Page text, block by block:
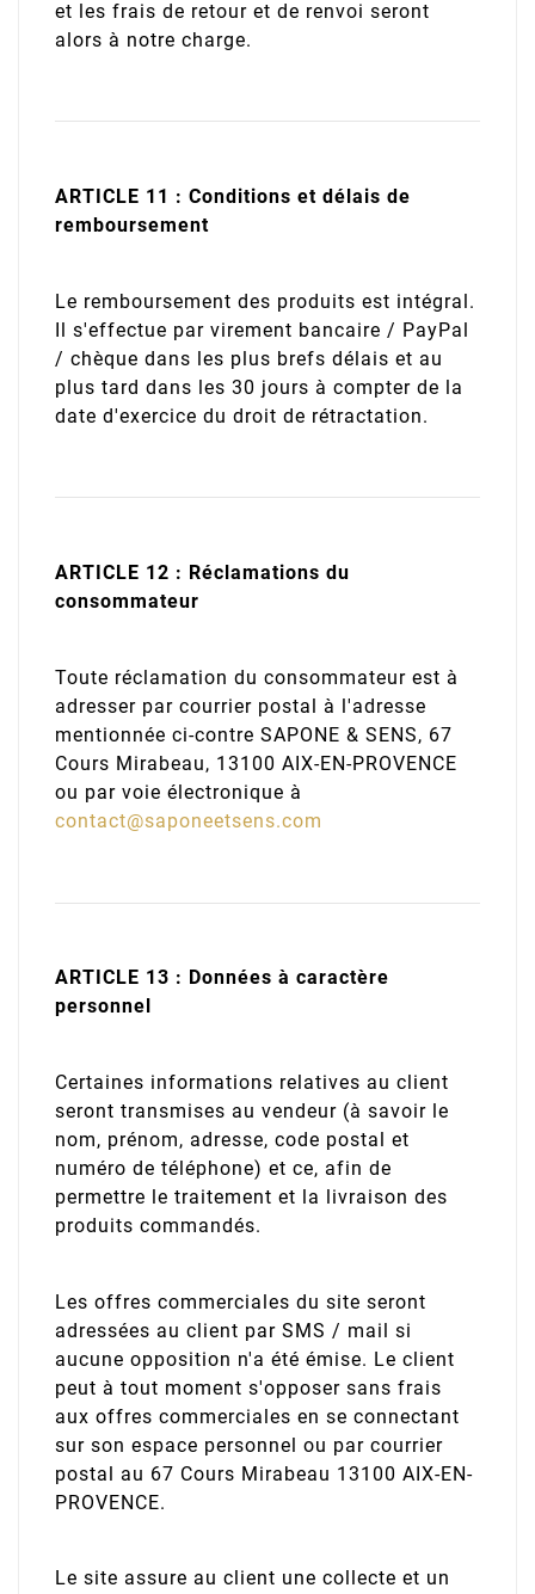
et les frais de retour et de renvoi seront
alors à notre charge.
ARTICLE 11 : Conditions et délais de
remboursement
Le remboursement des produits est intégral.
Il s'effectue par virement bancaire / PayPal
/ chèque dans les plus brefs délais et au
plus tard dans les 30 jours à compter de la
date d'exercice du droit de rétractation.
ARTICLE 12 : Réclamations du
consommateur
Toute réclamation du consommateur est à
adresser par courrier postal à l'adresse
mentionnée ci-contre SAPONE & SENS, 67
Cours Mirabeau, 13100 AIX-EN-PROVENCE
ou par voie électronique à
contact@saponeetsens.com
ARTICLE 13 : Données à caractère
personnel
Certaines informations relatives au client
seront transmises au vendeur (à savoir le
nom, prénom, adresse, code postal et
numéro de téléphone) et ce, afin de
permettre le traitement et la livraison des
produits commandés.
Les offres commerciales du site seront
adressées au client par SMS / mail si
aucune opposition n'a été émise. Le client
peut à tout moment s'opposer sans frais
aux offres commerciales en se connectant
sur son espace personnel ou par courrier
postal au 67 Cours Mirabeau 13100 AIX-EN-
PROVENCE.
Le site assure au client une collecte et un